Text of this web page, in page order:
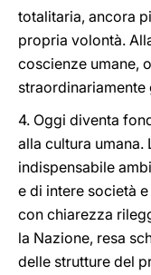
totalitaria, ancora
propria volontà.
coscienze umane,
4. Oggi diventa
alla cultura umana.
indispensabile
e di intere società
con chiarezza
la Nazione, resa
delle strutture del